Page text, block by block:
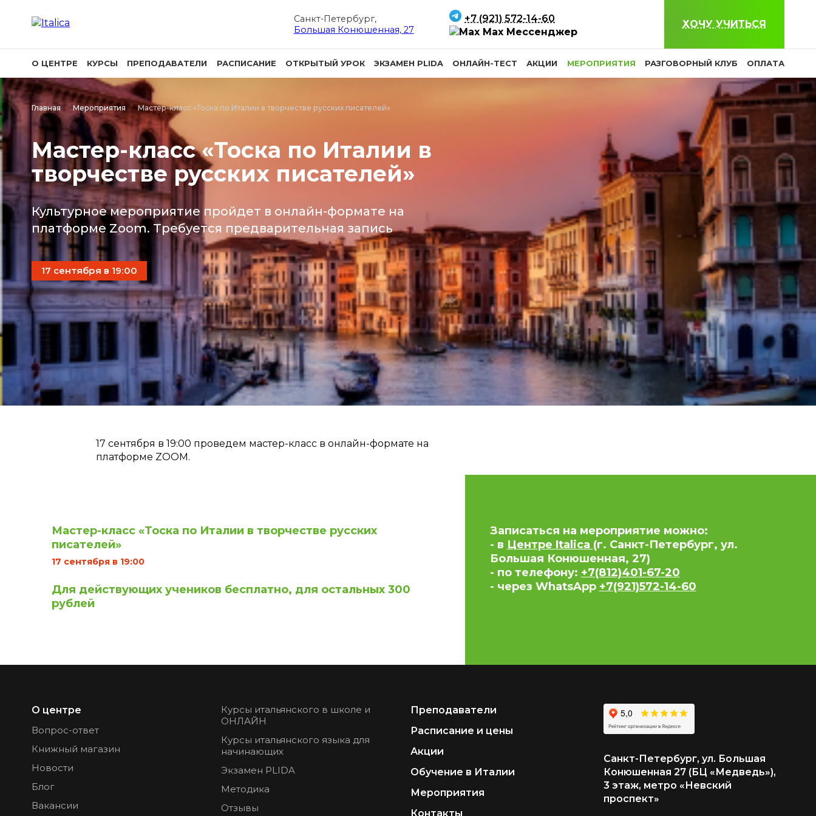
Санкт-Петербург,
Большая Конюшенная, 27
+7 (921) 572-14-60
Max Мессенджер
ХОЧУ УЧИТЬСЯ
О ЦЕНТРЕ КУРСЫ ПРЕПОДАВАТЕЛИ РАСПИСАНИЕ ОТКРЫТЫЙ УРОК ЭКЗАМЕН PLIDA ОНЛАЙН-ТЕСТ АКЦИИ МЕРОПРИЯТИЯ РАЗГОВОРНЫЙ КЛУБ ОПЛАТА
Главная Мероприятия Мастер-класс «Тоска по Италии в творчестве русских писателей»
Мастер-класс «Тоска по Италии в
творчестве русских писателей»
Культурное мероприятие пройдет в онлайн-формате на
платформе Zoom. Требуется предварительная запись
17 сентября в 19:00
17 сентября в 19:00 проведем мастер-класс в онлайн-формате на
платформе ZOOM.
Мастер-класс «Тоска по Италии в творчестве русских
писателей»
17 сентября в 19:00
Для действующих учеников бесплатно, для остальных 300
рублей
Записаться на мероприятие можно:
- в Центре Italica (г. Санкт-Петербург, ул.
Большая Конюшенная, 27)
- по телефону: +7(812)401-67-20
- через WhatsApp +7(921)572-14-60
О центре
Вопрос-ответ
Книжный магазин
Новости
Блог
Вакансии
Курсы итальянского в школе и
ОНЛАЙН
Курсы итальянского языка для
начинающих
Экзамен PLIDA
Методика
Отзывы
Преподаватели
Расписание и цены
Акции
Обучение в Италии
Мероприятия
Контакты
Санкт-Петербург, ул. Большая
Конюшенная 27 (БЦ «Медведь»),
3 этаж, метро «Невский
проспект»